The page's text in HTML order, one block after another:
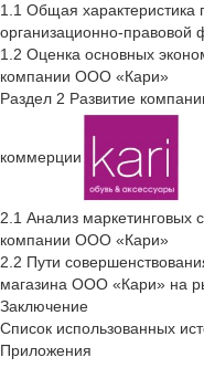
1.1 Общая
организационно-правовой
1.2 Оценка основных
компании ООО «Кари»
Раздел 2 Развитие
коммерции
2.1 Анализ маркетинговых
компании ООО «Кари»
2.2 Пути
магазина ООО «Кари» на
Заключение
Список использованных
Приложения